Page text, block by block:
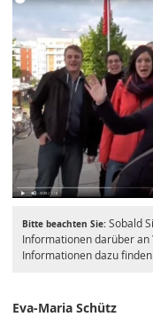
Bitte beachten Sie:Sobald
Informationen darüber
Informationen dazu
Eva-Maria Schütz